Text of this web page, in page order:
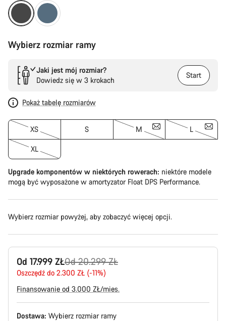
Wybierz rozmiar ramy
Jaki jest mój rozmiar?
Dowiedz się w 3 krokach
Start
Pokaż tabelę rozmiarów
XS S M L
XL
Upgrade komponentów w niektórych rowerach: niektóre modele
mogą być wyposażone w amortyzator Float DPS Performance.
Wybierz rozmiar powyżej, aby zobaczyć więcej opcji.
Od 17.999 ZŁ
Oryginalna
cena
Od 20.299 ZŁ
Oszczędź do 2.300 ZŁ (-11%)
Finansowanie od 3.000 ZŁ/mies.
Dostawa: Wybierz rozmiar ramy